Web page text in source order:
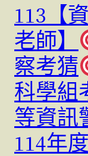
113【
老師】
察考猜
科學組
等資訊
114年